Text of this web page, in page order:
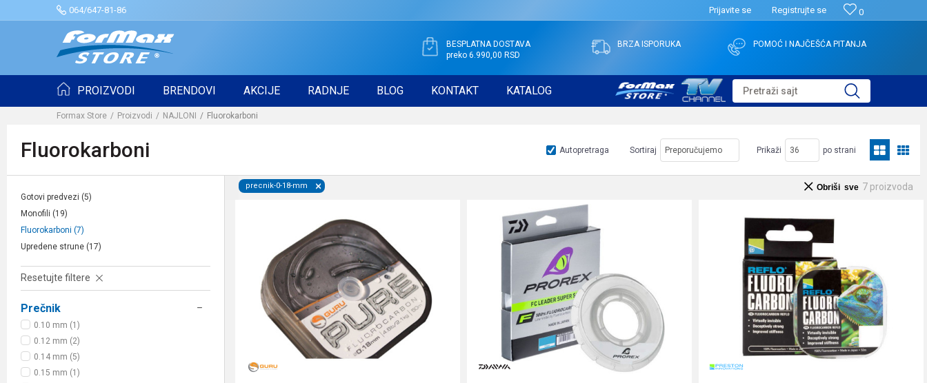
064/647-81-86 0
Prijavite se Registrujte se
BESPLATNA DOSTAVA
preko 6.990,00 RSD
BRZA ISPORUKA POMOĆ I NAJČEŠĆA PITANJA
PROIZVODI BRENDOVI AKCIJE RADNJE BLOG KONTAKT KATALOG Pretraži sajt
Formax Store Proizvodi NAJLONI Fluorokarboni
Fluorokarboni Autopretraga Sortiraj Prikaži po strani
Gotovi predvezi (5)
Monofili (19)
Fluorokarboni (7)
Upredene strune (17)
Resetujte filtere
Prečnik
0.10 mm (1)
0.12 mm (2)
0.14 mm (5)
0.15 mm (1)
precnik-0-18-mm 7 proizvoda
Obriši sve